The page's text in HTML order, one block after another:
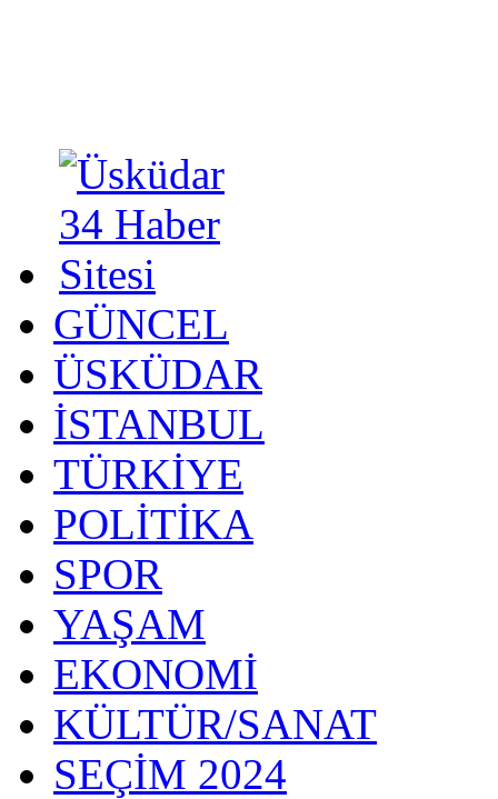
GÜNCEL
ÜSKÜDAR
İSTANBUL
TÜRKİYE
POLİTİKA
SPOR
YAŞAM
EKONOMİ
KÜLTÜR/SANAT
SEÇİM 2024